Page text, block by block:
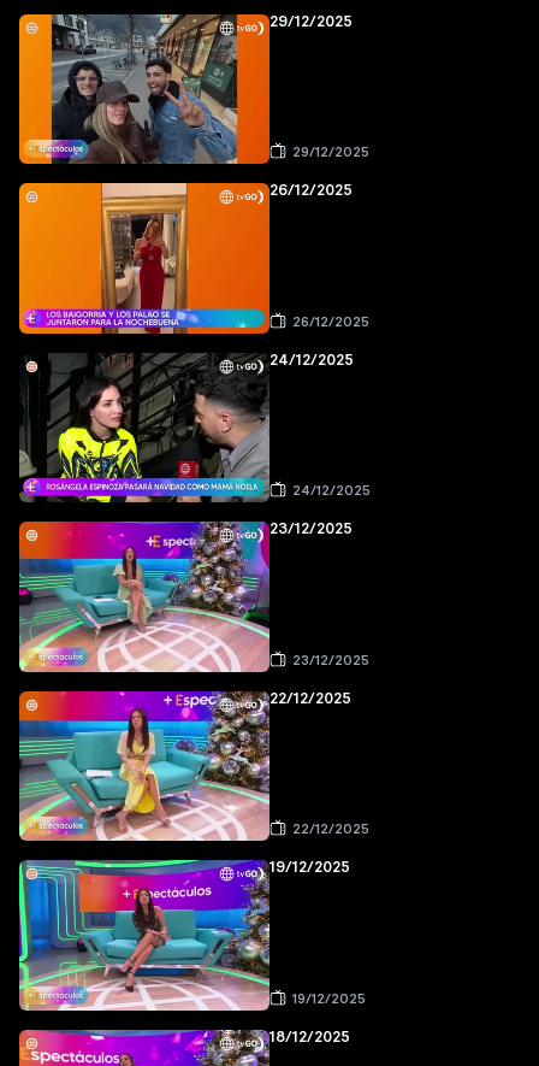
29/12/2025
29/12/2025
26/12/2025
26/12/2025
24/12/2025
24/12/2025
23/12/2025
23/12/2025
22/12/2025
22/12/2025
19/12/2025
19/12/2025
18/12/2025